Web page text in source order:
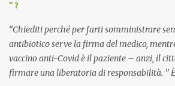
” ?
“Chiediti perché per farti somministrare
antibiotico serve la firma del medico,
vaccino anti-Covid è il paziente – anzi, il
firmare una liberatoria di responsabilità. ”